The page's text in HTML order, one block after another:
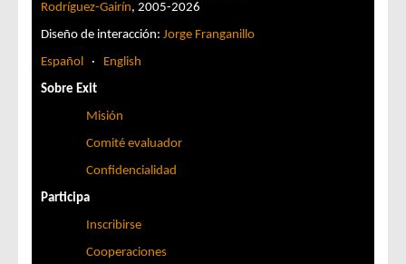
Rodríguez-Gairín, 2005-2026
Diseño de interacción: Jorge Franganillo
Español
·
English
Sobre Exit
Misión
Comité evaluador
Confidencialidad
Participa
Inscribirse
Cooperaciones